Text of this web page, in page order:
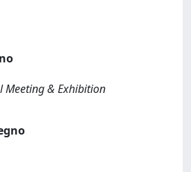
Meeting & Exhibition